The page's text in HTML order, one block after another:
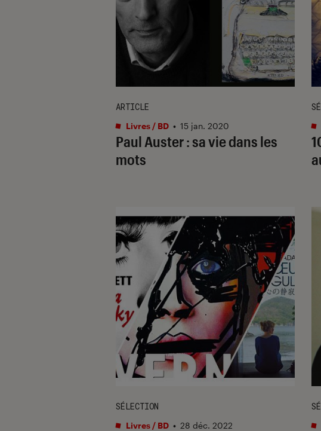
Paul Auster : sa vie dans les
mots
ARTICLE
Livres / BD • 15 jan. 2020
SÉLECTION
Livres / BD • 28 déc. 2022